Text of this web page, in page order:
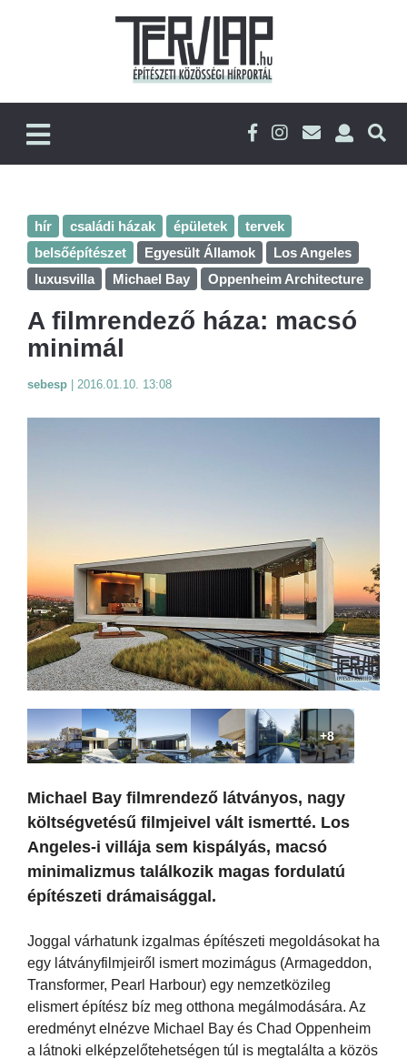
hír családi házak épületek
tervek
belsőépítészet
Egyesült Államok
Los Angeles
luxusvilla
Michael Bay Oppenheim Architecture
A filmrendező háza: macsó
minimál
sebesp 2016.01.10. 13:08
+8
Michael Bay filmrendező látványos, nagy
költségvetésű filmjeivel vált ismertté. Los
Angeles-i villája sem kispályás, macsó
minimalizmus találkozik magas fordulatú
építészeti drámaisággal.
Joggal várhatunk izgalmas építészeti megoldásokat ha
egy látványfilmjeiről ismert mozimágus (Armageddon,
Transformer, Pearl Harbour) egy nemzetközileg
elismert építész bíz meg otthona megálmodására. Az
eredményt elnézve Michael Bay és Chad Oppenheim
a látnoki elképzelőtehetségen túl is megtalálta a közös